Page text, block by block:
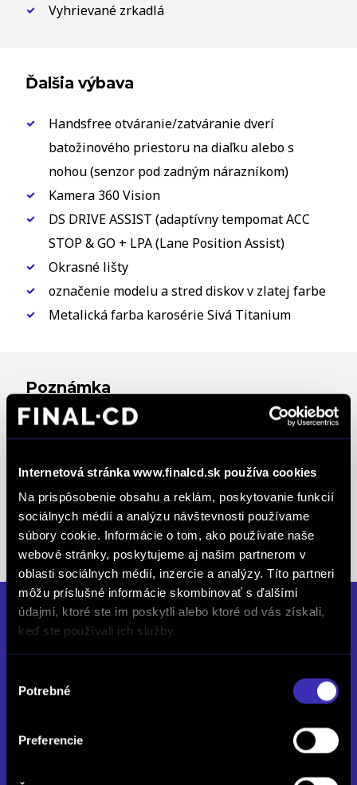
Internetová stránka www.finalcd.sk používa cookies
Na prispôsobenie obsahu a reklám, poskytovanie funkcií
sociálnych médií a analýzu návštevnosti používame
súbory cookie. Informácie o tom, ako používate naše
webové stránky, poskytujeme aj našim partnerom v
oblasti sociálnych médií, inzercie a analýzy. Títo partneri
môžu príslušné informácie skombinovať s ďalšími
údajmi, ktoré ste im poskytli alebo ktoré od vás získali,
keď ste používali ich služby.
súhlasu
Potrebné
Preferencie
Vyhrievané zrkadlá
Ďalšia výbava
Handsfree otváranie/zatváranie dverí
batožinového priestoru na diaľku alebo s
nohou (senzor pod zadným nárazníkom)
Kamera 360 Vision
DS DRIVE ASSIST (adaptívny tempomat ACC
STOP & GO + LPA (Lane Position Assist)
Okrasné lišty
označenie modelu a stred diskov v zlatej farbe
Metalická farba karosérie Sivá Titanium
Poznámka
Možný odpočet DPH, Nízka spotreba, Vozidlo je v
záruke Podrobné informácie o vozidlách, ich
Údaje majú len informatívny charakter. Predajca si
vyhradzuje právo zmeniť ceny a špecifikácie bez
predchádzajúceho upozornenia. Kontakt: Veronika
Hrošová, 0907 785 036,
veronika.hrosova@finalcd.sk
DS STORE BRATISLAVA
Hodonínska cesta 11, 841 03 Bratislava
Zatvorené
So: Zatvorené